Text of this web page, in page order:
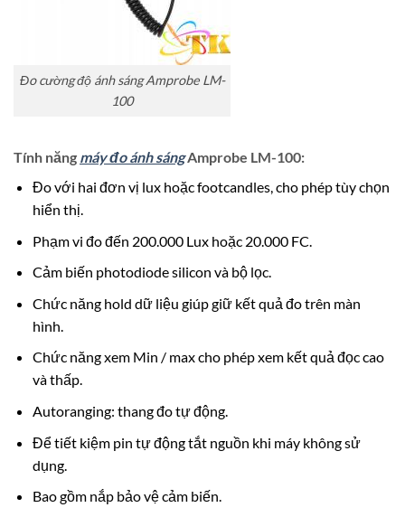
Đo cường độ ánh sáng Amprobe LM-
100
Tính năng máy đo ánh sángAmprobe LM-100:
Đo với hai đơn vị lux hoặc footcandles, cho phép tùy chọn
hiển thị.
Phạm vi đo đến 200.000 Lux hoặc 20.000 FC.
Cảm biến photodiode silicon và bộ lọc.
Chức năng hold dữ liệu giúp giữ kết quả đo trên màn
hình.
Chức năng xem Min / max cho phép xem kết quả đọc cao
và thấp.
Autoranging: thang đo tự động.
Để tiết kiệm pin tự động tắt nguồn khi máy không sử
dụng.
Bao gồm nắp bảo vệ cảm biến.